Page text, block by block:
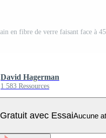
David Hagerman
1 583 Ressources
Gratuit avec EssaiAucune